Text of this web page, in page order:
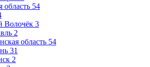
область 54
3
2
область 54
31
2